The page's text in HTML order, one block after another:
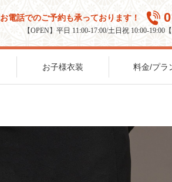
お電話でのご予約も承っております！
【OPEN】平日 11:00-17:00/土日祝 10:00-
お子様衣装 料金/プラ